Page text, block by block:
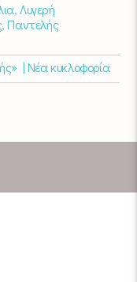
Λυγερή
Παντελής
| Νέα κυκλοφορία